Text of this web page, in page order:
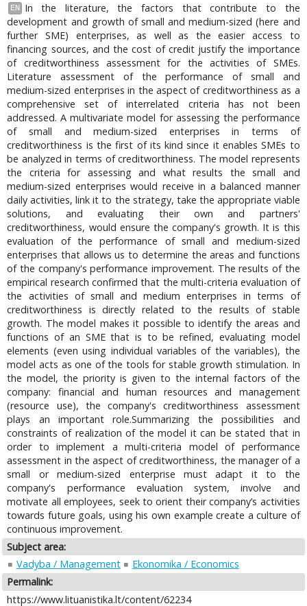
EN
In the literature, the factors that contribute to the
development and growth of small and medium-sized (here and
further SME) enterprises, as well as the easier access to
financing sources, and the cost of credit justify the importance
of creditworthiness assessment for the activities of SMEs.
Literature assessment of the performance of small and
medium-sized enterprises in the aspect of creditworthiness as a
comprehensive set of interrelated criteria has not been
addressed. A multivariate model for assessing the performance
of small and medium-sized enterprises in terms of
creditworthiness is the first of its kind since it enables SMEs to
be analyzed in terms of creditworthiness. The model represents
the criteria for assessing and what results the small and
medium-sized enterprises would receive in a balanced manner
daily activities, link it to the strategy, take the appropriate viable
solutions, and evaluating their own and partners'
creditworthiness, would ensure the company's growth. It is this
evaluation of the performance of small and medium-sized
enterprises that allows us to determine the areas and functions
of the company's performance improvement. The results of the
empirical research confirmed that the multi-criteria evaluation of
the activities of small and medium enterprises in terms of
creditworthiness is directly related to the results of stable
growth. The model makes it possible to identify the areas and
functions of an SME that is to be refined, evaluating model
elements (even using individual variables of the variables), the
model acts as one of the tools for stable growth stimulation. In
the model, the priority is given to the internal factors of the
company: financial and human resources and management
(resource use), the company's creditworthiness assessment
plays an important role.Summarizing the possibilities and
constraints of realization of the model it can be stated that in
order to implement a multi-criteria model of performance
assessment in the aspect of creditworthiness, the manager of a
small or medium-sized enterprise must adapt it to the
company's performance evaluation system, involve and
motivate all employees, seek to orient their company’s activities
towards future goals, using his own example create a culture of
continuous improvement.
Subject area:
Vadyba / Management
Ekonomika / Economics
Permalink:
https://www.lituanistika.lt/content/62234